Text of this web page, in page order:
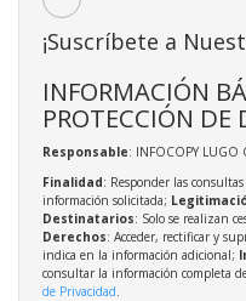
¡Suscríbete a
INFORMACIÓN
PROTECCIÓN DE
Responsable: INFOCOPY LUGO
Finalidad: Responder las
información solicitada;
Destinatarios: Solo se realizan
Derechos: Acceder, rectificar y
indica en la información adicional;
consultar la información completa
de Privacidad.